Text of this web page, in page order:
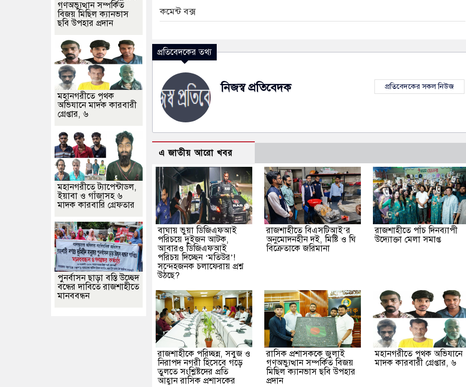
কমেন্ট বক্স
প্রতিবেদকের তথ্য
নিজস্ব প্রতিবেদক প্রতিবেদকের সকল নিউজ
এ জাতীয় আরো খবর
বাঘায় ভুয়া ডিজিএফআই
পরিচয়ে দুইজন আটক,
আবারও ডিজিএফআই
পরিচয় দিচ্ছেন ‘মতিউর’!
সন্দেহজনক চলাফেরায় প্রশ্ন
উঠছে?
রাজশাহীতে বিএসটিআই’র
অনুমোদনহীন দই, মিষ্টি ও ঘি
বিক্রেতাকে জরিমানা
রাজশাহীতে পাঁচ দিনব্যাপী
উদ্যোক্তা মেলা সমাপ্ত
রাজশাহীকে পরিচ্ছন্ন, সবুজ ও
নিরাপদ নগরী হিসেবে গড়ে
তুলতে সংশ্লিষ্টদের প্রতি
আহ্বান রাসিক প্রশাসকের
রাসিক প্রশাসককে জুলাই
গণঅভ্যুত্থান সম্পর্কিত বিজয়
মিছিল ক্যানভাস ছবি উপহার
প্রদান
মহানগরীতে পৃথক অভিযানে
মাদক কারবারী গ্রেপ্তার, ৬
গণঅভ্যুত্থান সম্পর্কিত
বিজয় মিছিল ক্যানভাস
ছবি উপহার প্রদান
মহানগরীতে পৃথক
অভিযানে মাদক কারবারী
গ্রেপ্তার, ৬
মহানগরীতে ট্যাপেন্টাডল,
ইয়াবা ও গাঁজাসহ ৬
মাদক কারবারি গ্রেফতার
পুনর্বাসন ছাড়া বস্তি উচ্ছেদ
বন্ধের দাবিতে রাজশাহীতে
মানববন্ধন